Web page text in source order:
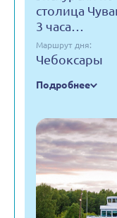
столица
3 часа…
Маршрут дня:
Чебоксары
Подробнее